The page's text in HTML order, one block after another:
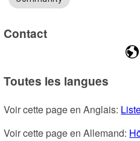
Contact
Toutes les langues
Voir cette page en Anglais:
Voir cette page en Allemand: